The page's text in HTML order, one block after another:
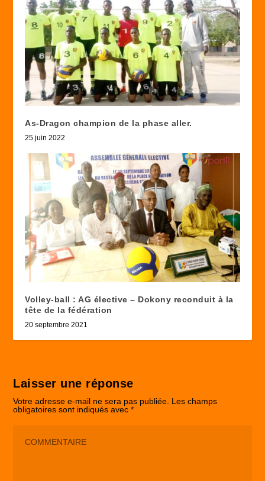
As-Dragon champion de la phase aller.
25 juin 2022
Volley-ball : AG élective – Dokony reconduit à la
tête de la fédération
20 septembre 2021
Laisser une réponse
Votre adresse e-mail ne sera pas publiée. Les champs
obligatoires sont indiqués avec*